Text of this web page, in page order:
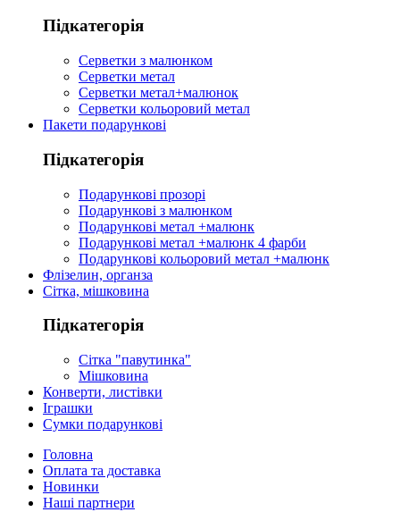
Підкатегорія
Серветки з малюнком
Серветки метал
Серветки метал+малюнок
Серветки кольоровий метал
Пакети подарункові
Підкатегорія
Подарункові прозорі
Подарункові з малюнком
Подарункові метал +малюнк
Подарункові метал +малюнк 4 фарби
Подарункові кольоровий метал +малюнк
Флізелин, органза
Сітка, мішковина
Підкатегорія
Сітка "павутинка"
Мішковина
Конверти, листівки
Іграшки
Сумки подарункові
Головна
Оплата та доставка
Новинки
Наші партнери